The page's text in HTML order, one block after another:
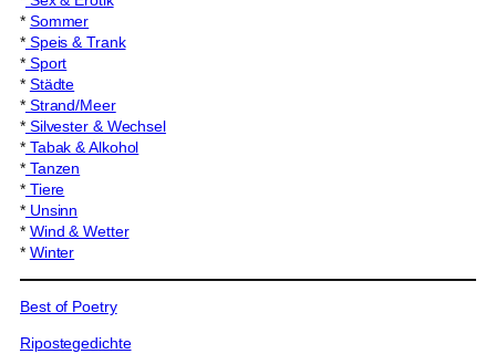
* Sommer
*Speis & Trank
*Sport
* Städte
*Strand/Meer
*Silvester & Wechsel
*Tabak & Alkohol
*Tanzen
*Tiere
*Unsinn
* Wind & Wetter
* Winter
Best of Poetry
Ripostegedichte